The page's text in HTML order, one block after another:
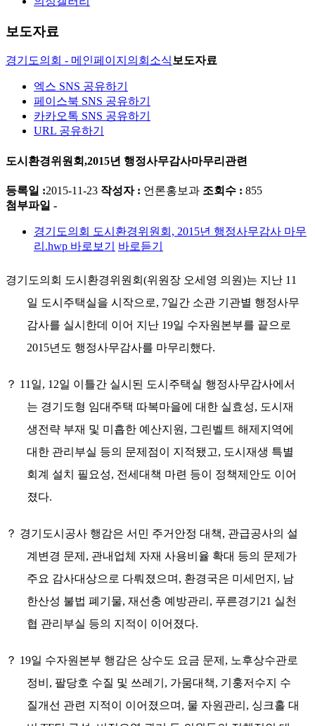
보도자료
경기도의회 - 메인페이지 의회소식보도자료
엑스 SNS 공유하기
페이스북 SNS 공유하기
카카오톡 SNS 공유하기
URL 공유하기
도시환경위원회,2015년 행정사무감사마무리관련
등록일 :2015-11-23 작성자 : 언론홍보과 조회수 : 855
첨부파일 -
경기도의회 도시환경위원회, 2015년 행정사무감사 마무
리.hwp 바로보기 바로듣기
경기도의회 도시환경위원회 (위원장 오세영 의원)는 지난 11
일 도시주택실을 시작으로, 7일간 소관 기관별 행정사무
감사를 실시한데 이어 지난 19일 수자원본부를 끝으로
2015년도 행정사무감사를 마무리했다.
？ 11 일, 12일 이틀간 실시된 도시주택실 행정사무감사에서
는 경기도형 임대주택 따복마을에 대한 실효성, 도시재
생전략 부재 및 미흡한 예산지원 , 그린벨트 해제지역에
대한 관리부실 등의 문제점이 지적됐고, 도시재생 특별
회계 설치 필요성, 전세대책 마련 등이 정책제안도 이어
졌다.
？ 경기도시공사 행감은 서민 주거안정 대책, 관급공사의 설
계변경 문제 , 관내업체 자재 사용비율 확대 등의 문제가
주요 감사대상으로 다뤄졌으며 , 환경국은 미세먼지 , 남
한산성 불법 폐기물, 재선충 예방관리 , 푸른경기 21 실천
협 관리부실 등의 지적이 이어졌다.
？ 19일 수자원본부 행감은 상수도 요금 문제 , 노후상수관로
정비 , 팔당호 수질 및 쓰레기 , 가뭄대책, 기훙저수지 수
질개선 관련 지적이 이어졌으며 , 물 자원관리 , 싱크홀 대